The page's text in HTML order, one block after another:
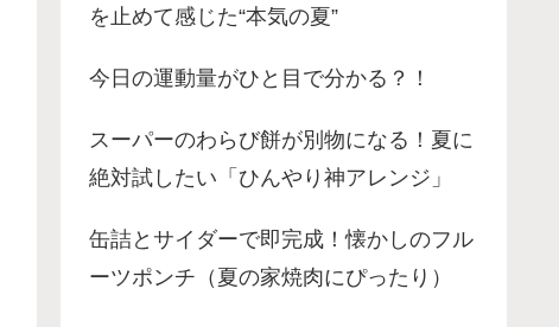
を止めて感じた“本気の夏”
今日の運動量がひと目で分かる？！
スーパーのわらび餅が別物になる！夏に
絶対試したい「ひんやり神アレンジ」
缶詰とサイダーで即完成！懐かしのフル
ーツポンチ（夏の家焼肉にぴったり）